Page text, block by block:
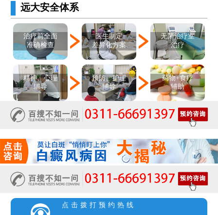
远大安全体系
治疗前全面
准确检查
医生制定
差异化方案
无菌治疗室
治疗
精神、心理
辅导
预防、护理
辅导
药物+食疗
辅助
点击拨打预约热线